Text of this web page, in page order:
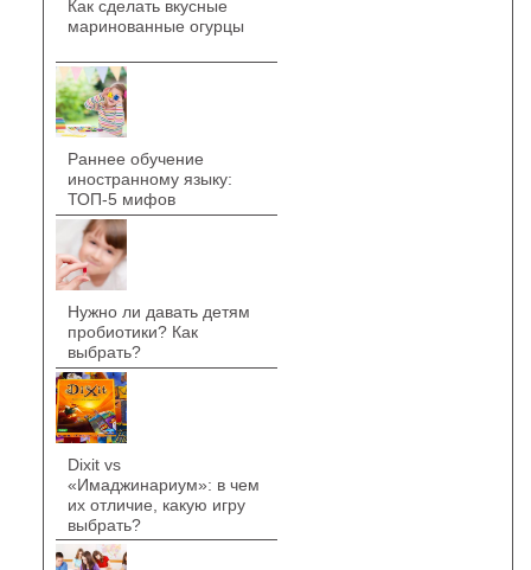
Как сделать вкусные
маринованные огурцы
Раннее обучение
иностранному языку:
ТОП-5 мифов
Нужно ли давать детям
пробиотики? Как
выбрать?
Dixit vs
«Имаджинариум»: в чем
их отличие, какую игру
выбрать?